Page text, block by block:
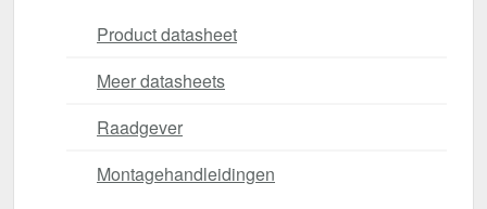
Product datasheet
Meer datasheets
Raadgever
Montagehandleidingen